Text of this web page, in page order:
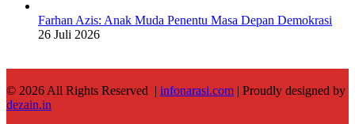
Farhan Azis: Anak Muda Penentu Masa Depan Demokrasi
26 Juli 2026
© 2026 All Rights Reserved | infonarasi.com | Proudly designed by
dezain.in